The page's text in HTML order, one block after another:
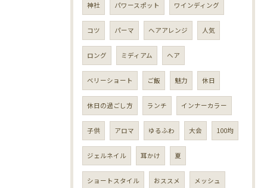
神社 パワースポット ワインディング
コツ パーマ ヘアアレンジ 人気
ロング ミディアム ヘア
ベリーショート ご飯 魅力 休日
休日の過ごし方 ランチ インナーカラー
子供 アロマ ゆるふわ 大会 100均
ジェルネイル 耳かけ 夏
ショートスタイル おススメ メッシュ